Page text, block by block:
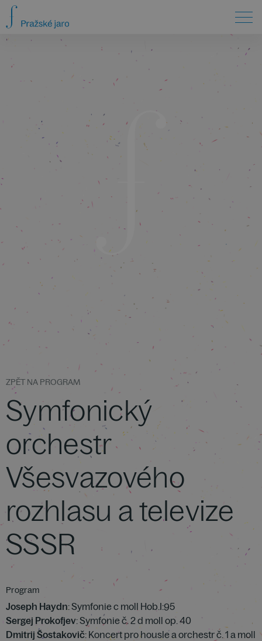
ZPĚT NA PROGRAM
Symfonický
orchestr
Všesvazového
rozhlasu a televize
SSSR
Program
Joseph Haydn: Symfonie c moll Hob.I:95
Sergej Prokofjev: Symfonie č. 2 d moll op. 40
Dmitrij Šostakovič: Koncert pro housle a orchestr č. 1 a moll